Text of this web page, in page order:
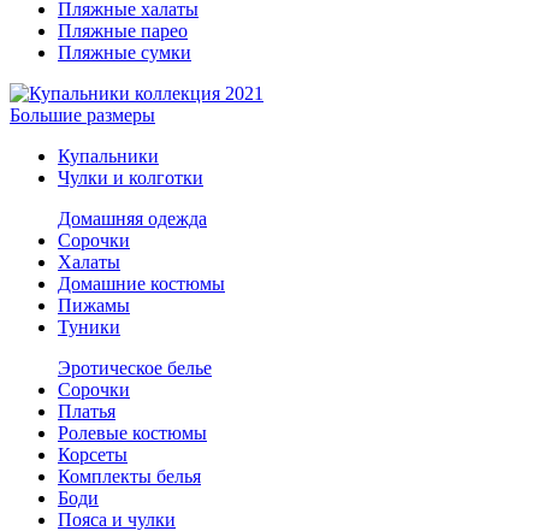
Пляжные халаты
Пляжные парео
Пляжные сумки
Большие размеры
Купальники
Чулки и колготки
Домашняя одежда
Сорочки
Халаты
Домашние костюмы
Пижамы
Туники
Эротическое белье
Сорочки
Платья
Ролевые костюмы
Корсеты
Комплекты белья
Боди
Пояса и чулки